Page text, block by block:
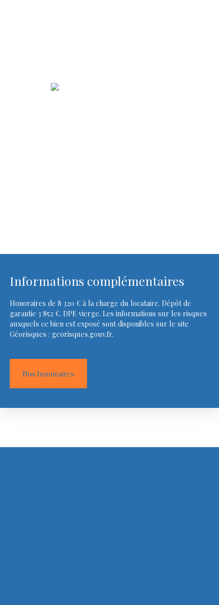
Informations complémentaires
Honoraires de 8 320 € à la charge du locataire. Dépôt de
garantie 3 852 €. DPE vierge. Les informations sur les risques
auxquels ce bien est exposé sont disponibles sur le site
Géorisques : georisques.gouv.fr.
Nos honoraires